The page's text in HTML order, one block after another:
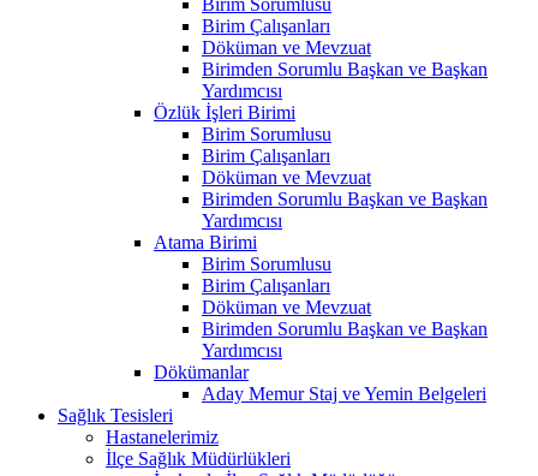
Birim Çalışanları
Döküman ve Mevzuat
Birimden Sorumlu Başkan ve Başkan
Yardımcısı
Özlük İşleri Birimi
Birim Sorumlusu
Birim Çalışanları
Döküman ve Mevzuat
Birimden Sorumlu Başkan ve Başkan
Yardımcısı
Atama Birimi
Birim Sorumlusu
Birim Çalışanları
Döküman ve Mevzuat
Birimden Sorumlu Başkan ve Başkan
Yardımcısı
Dökümanlar
Aday Memur Staj ve Yemin Belgeleri
Sağlık Tesisleri
Hastanelerimiz
İlçe Sağlık Müdürlükleri